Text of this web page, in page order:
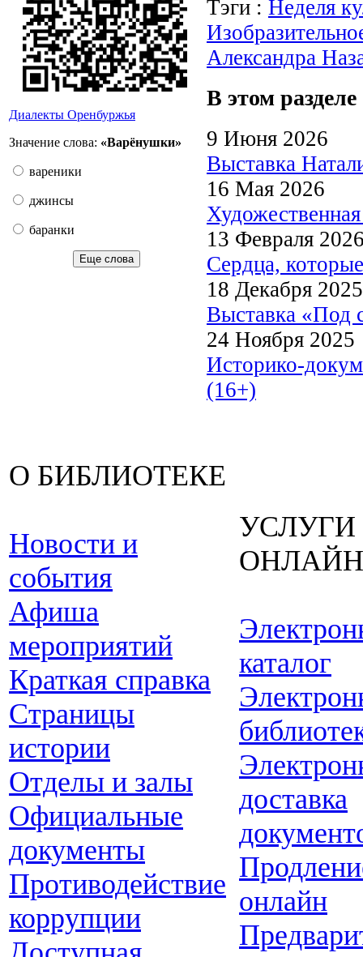
Диалекты Оренбуржья
Значение слова: «Варёнушки»
вареники
джинсы
баранки
Еще слова
Тэги : Неделя
Александра
В этом разделе
9 Июня 2026
Выставка
16 Мая 2026
13 Февраля
Сердца,
18 Декабря 2025
Выставка «Под
24 Ноября 2025
Историко-
(16+)
О БИБЛИОТЕКЕ
Новости и
события
Афиша
мероприятий
Краткая справка
Страницы
истории
Отделы и залы
Официальные
документы
Противодействие
коррупции
УСЛУГИ
ОНЛАЙН
каталог
доставка
онлайн